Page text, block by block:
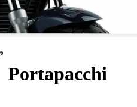
Portapacchi